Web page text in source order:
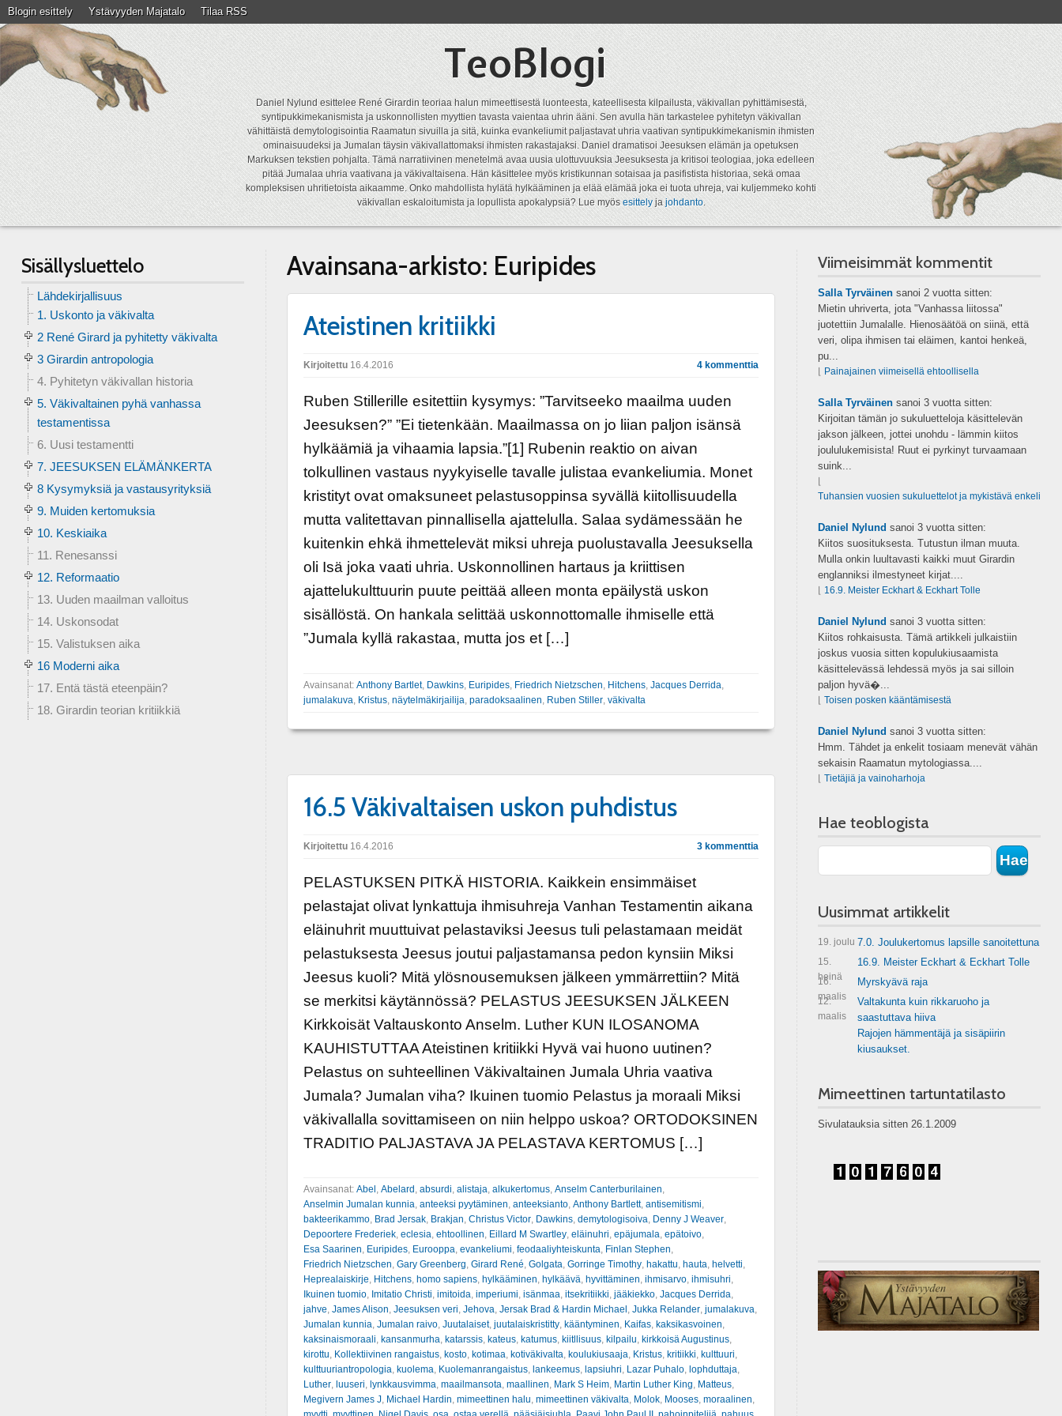
Blogin esittely Ystävyyden Majatalo Tilaa RSS
TeoBlogi
Daniel Nylund esittelee René Girardin teoriaa halun mimeettisestä luonteesta, kateellisesta kilpailusta, väkivallan pyhittämisestä,
syntipukkimekanismista ja uskonnollisten myyttien tavasta vaientaa uhrin ääni. Sen avulla hän tarkastelee pyhitetyn väkivallan
vähittäistä demytologisointia Raamatun sivuilla ja sitä, kuinka evankeliumit paljastavat uhria vaativan syntipukkimekanismin ihmisten
ominaisuudeksi ja Jumalan täysin väkivallattomaksi ihmisten rakastajaksi. Daniel dramatisoi Jeesuksen elämän ja opetuksen
Markuksen tekstien pohjalta. Tämä narratiivinen menetelmä avaa uusia ulottuvuuksia Jeesuksesta ja kritisoi teologiaa, joka edelleen
pitää Jumalaa uhria vaativana ja väkivaltaisena. Hän käsittelee myös kristikunnan sotaisaa ja pasifistista historiaa, sekä omaa
kompleksisen uhritietoista aikaamme. Onko mahdollista hylätä hylkääminen ja elää elämää joka ei tuota uhreja, vai kuljemmeko kohti
väkivallan eskaloitumista ja lopullista apokalypsiä? Lue myösesittelyjajohdanto.
Avainsana-arkisto: Euripides
Ateistinen kritiikki
Kirjoitettu16.4.2016 4 kommenttia
Ruben Stillerille esitettiin kysymys: ”Tarvitseeko maailma uuden
Jeesuksen?” ”Ei tietenkään. Maailmassa on jo liian paljon isänsä
hylkäämiä ja vihaamia lapsia.”[1] Rubenin reaktio on aivan
tolkullinen vastaus nyykyiselle tavalle julistaa evankeliumia. Monet
kristityt ovat omaksuneet pelastusoppinsa syvällä kiitollisuudella
mutta valitettavan pinnallisella ajattelulla. Salaa sydämessään he
kuitenkin ehkä ihmettelevät miksi uhreja puolustavalla Jeesuksella
oli Isä joka vaati uhria. Uskonnollinen hartaus ja kriittisen
ajattelukulttuurin puute peittää alleen monta epäilystä uskon
sisällöstä. On hankala selittää uskonnottomalle ihmiselle että
”Jumala kyllä rakastaa, mutta jos et […]
Avainsanat: Anthony Bartlet, Dawkins, Euripides, Friedrich Nietzschen Hitchens, Jacques Derrida
jumalakuva Kristus, näytelmäkirjailija paradoksaalinen Ruben Stiller, väkivalta
16.5 Väkivaltaisen uskon puhdistus
Kirjoitettu16.4.2016 3 kommenttia
PELASTUKSEN PITKÄ HISTORIA. Kaikkein ensimmäiset
pelastajat olivat lynkattuja ihmisuhreja Vanhan Testamentin aikana
eläinuhrit muuttuivat pelastaviksi Jeesus tuli pelastamaan meidät
pelastuksesta Jeesus joutui paljastamansa pedon kynsiin Miksi
Jeesus kuoli? Mitä ylösnousemuksen jälkeen ymmärrettiin? Mitä
se merkitsi käytännössä? PELASTUS JEESUKSEN JÄLKEEN
Kirkkoisät Valtauskonto Anselm. Luther KUN ILOSANOMA
KAUHISTUTTAA Ateistinen kritiikki Hyvä vai huono uutinen?
Pelastus on suhteellinen Väkivaltainen Jumala Uhria vaativa
Jumala? Jumalan viha? Ikuinen tuomio Pelastus ja moraali Miksi
väkivallalla sovittamiseen on niin helppo uskoa? ORTODOKSINEN
TRADITIO PALJASTAVA JA PELASTAVA KERTOMUS […]
Avainsanat: Abel , Abelard , absurdi, alistaja, alkukertomus, Anselm Canterburilainen,
Anselmin Jumalan kunnia, anteeksi pyytäminen, anteeksianto, Anthony Bartlett, antisemitismi,
bakteerikammo, Brad Jersak, Brakjan, Christus Victor, Dawkins, demytologisoiva, Denny J Weaver,
Depoortere Frederiek, eclesia, ehtoollinen, Eillard M Swartley, eläinuhri, epäjumala, epätoivo,
Esa Saarinen, Euripides, Eurooppa, evankeliumi, feodaaliyhteiskunta, Finlan Stephen,
Friedrich Nietzschen, Gary Greenberg, Girard René, Golgata, Gorringe Timothy, hakattu, hauta, helvetti,
Heprealaiskirje, Hitchens, homo sapiens, hylkääminen, hylkäävä, hyvittäminen, ihmisarvo, ihmisuhri,
Ikuinen tuomio, Imitatio Christi, imitoida, imperiumi, isänmaa, itsekritiikki, jääkiekko, Jacques Derrida,
jahve, James Alison, Jeesuksen veri, Jehova, Jersak Brad & Hardin Michael , Jukka Relander, jumalakuva,
Jumalan kunnia, Jumalan raivo, Juutalaiset, juutalaiskristitty, kääntyminen, Kaifas, kaksikasvoinen,
kaksinaismoraali, kansanmurha, katarssis, kateus, katumus, kiitllisuus, kilpailu, kirkkoisä Augustinus,
kirottu, Kollektiivinen rangaistus, kosto, kotimaa, kotiväkivalta, koulukiusaaja, Kristus, kritiikki, kulttuuri,
kulttuuriantropologia, kuolema, Kuolemanrangaistus, lankeemus, lapsiuhri, Lazar Puhalo, lophduttaja,
Luther, luuseri, lynkkausvimma, maailmansota, maallinen, Mark S Heim, Martin Luther King, Matteus,
Megivern James J, Michael Hardin, mimeettinen halu, mimeettinen väkivalta, Molok, Mooses, moraalinen,
Sisällysluettelo
Lähdekirjallisuus
1. Uskonto ja väkivalta
2 René Girard ja pyhitetty väkivalta
3 Girardin antropologia
4. Pyhitetyn väkivallan historia
5. Väkivaltainen pyhä vanhassa
testamentissa
6. Uusi testamentti
7. JEESUKSEN ELÄMÄNKERTA
8 Kysymyksiä ja vastausyrityksiä
9. Muiden kertomuksia
10. Keskiaika
11. Renesanssi
12. Reformaatio
13. Uuden maailman valloitus
14. Uskonsodat
15. Valistuksen aika
16 Moderni aika
17. Entä tästä eteenpäin?
18. Girardin teorian kritiikkiä
Viimeisimmät kommentit
Salla Tyrväinensanoi 2 vuotta sitten:
Mietin uhriverta, jota "Vanhassa liitossa"
juotettiin Jumalalle. Hienosäätöä on siinä, että
veri, olipa ihmisen tai eläimen, kantoi henkeä,
pu...
Painajainen viimeisellä ehtoollisella
Salla Tyrväinensanoi 3 vuotta sitten:
Kirjoitan tämän jo sukuluetteloja käsittelevän
jakson jälkeen, jottei unohdu - lämmin kiitos
joululukemisista! Ruut ei pyrkinyt turvaamaan
suink...
Tuhansien vuosien sukuluettelot ja mykistävä enkeli
Daniel Nylund sanoi 3 vuotta sitten:
Kiitos suosituksesta. Tutustun ilman muuta.
Mulla onkin luultavasti kaikki muut Girardin
englanniksi ilmestyneet kirjat....
16.9. Meister Eckhart & Eckhart Tolle
Daniel Nylund sanoi 3 vuotta sitten:
Kiitos rohkaisusta. Tämä artikkeli julkaistiin
joskus vuosia sitten kopulukiusaamista
käsittelevässä lehdessä myös ja sai silloin
paljon hyvä�...
Toisen posken kääntämisestä
Daniel Nylund sanoi 3 vuotta sitten:
Hmm. Tähdet ja enkelit tosiaam menevät vähän
sekaisin Raamatun mytologiassa....
Tietäjiä ja vainoharhoja
Hae teoblogista
Uusimmat artikkelit
19. joulu 7.0. Joulukertomus lapsille sanoitettuna
15.
heinä
16.9. Meister Eckhart & Eckhart Tolle
16.
maalis
Myrskyävä raja
12.
maalis
Valtakunta kuin rikkaruoho ja
saastuttava hiiva
Rajojen hämmentäjä ja sisäpiirin
kiusaukset.
Mimeettinen tartuntatilasto
Sivulatauksia sitten 26.1.2009